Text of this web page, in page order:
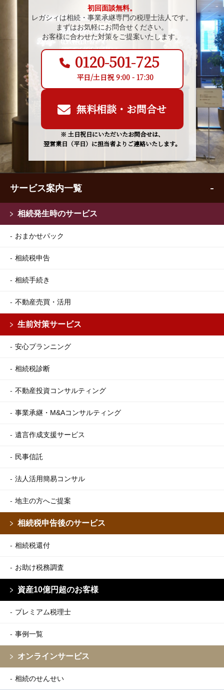
初回面談無料。
レガシィは相続・事業承継専門の税理士法人です。
まずはお気軽にお問合せください。
お客様に合わせた対策をご提案いたします。
0120-501-725
平日/土日祝 9:00 - 17:30
無料相談・お問合せ
※ 土日祝日にいただいたお問合せは、
翌営業日（平日）に担当者よりご連絡いたします。
サービス案内一覧
相続発生時のサービス
おまかせパック
相続税申告
相続手続き
不動産売買・活用
生前対策サービス
安心プランニング
相続税診断
不動産投資コンサルティング
事業承継・M&Aコンサルティング
遺言作成支援サービス
民事信託
法人活用簡易コンサル
地主の方へご提案
相続税申告後のサービス
相続税還付
お助け税務調査
資産10億円超のお客様
プレミアム税理士
事例一覧
オンラインサービス
相続のせんせい